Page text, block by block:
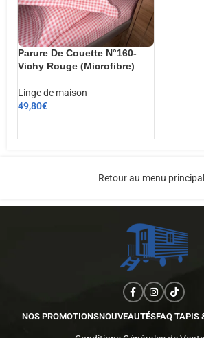
Parure De Couette N°160-
Vichy Rouge (Microfibre)
Linge de maison
49,80€
Retour au menu
NOS PROMOTIONSNOUVEAUTÉSFAQ TAPIS